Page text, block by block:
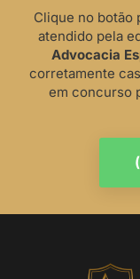
Clique no botão
atendido pela
Advocacia
corretamente
em concurso